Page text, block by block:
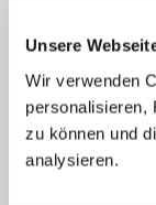
Unsere
Wir verwenden
personalisieren,
zu können und
analysieren.
mindestens
„Uns bedeutet
zwei Spiele zu
Cinja Tillmann.